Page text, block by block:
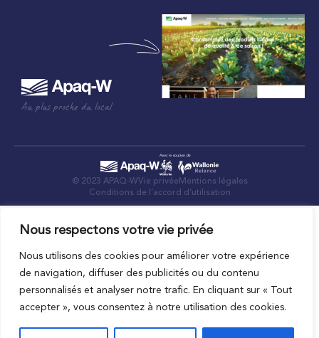
Nous respectons votre vie privée
Nous utilisons des cookies pour améliorer votre expérience
de navigation, diffuser des publicités ou du contenu
personnalisés et analyser notre trafic. En cliquant sur « Tout
accepter », vous consentez à notre utilisation des cookies.
Au plus proche du local
© 2023 APAQ-WVie privée Mentions légales
Conditions de l’accord d’utilisation